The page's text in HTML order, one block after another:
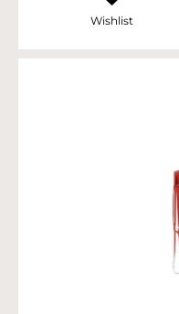
Wishlist